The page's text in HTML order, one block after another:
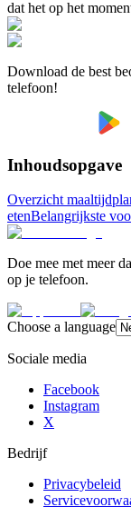
dat het op het
Download de best
telefoon!
Inhoudsopgave
Overzicht
etenBelangrijkste
Doe mee met meer
op je telefoon.
Choose a language
Sociale media
Facebook
Instagram
X
Bedrijf
Privacybeleid